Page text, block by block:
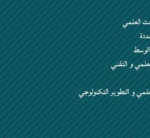
العلمي
و التقني
و التطوير التكنولوجي